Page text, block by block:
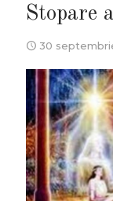
Stopare
30